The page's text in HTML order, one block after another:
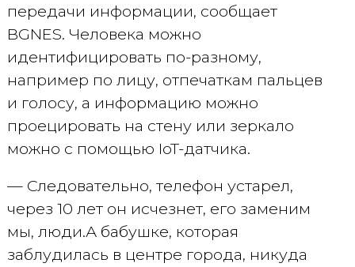
передачи информации, сообщает
BGNES. Человека можно
идентифицировать по-разному,
например по лицу, отпечаткам пальцев
и голосу, а информацию можно
проецировать на стену или зеркало
можно с помощью IoT-датчика.
— Следовательно, телефон устарел,
через 10 лет он исчезнет, его заменим
мы, люди.А бабушке, которая
заблудилась в центре города, никуда